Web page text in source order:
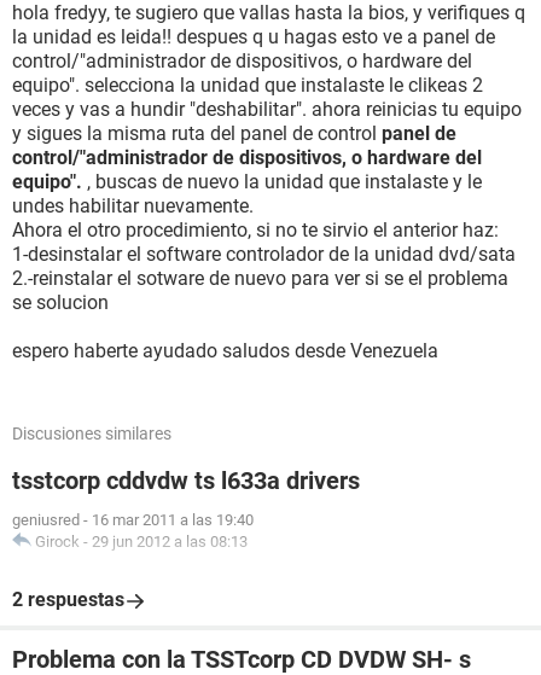
hola fredyy, te sugiero que vallas hasta la bios, y verifiques q
la unidad es leida!! despues q u hagas esto ve a panel de
control/"administrador de dispositivos, o hardware del
equipo". selecciona la unidad que instalaste le clikeas 2
veces y vas a hundir "deshabilitar". ahora reinicias tu equipo
y sigues la misma ruta del panel de control panel de
control/"administrador de dispositivos, o hardware del
equipo". , buscas de nuevo la unidad que instalaste y le
undes habilitar nuevamente.
Ahora el otro procedimiento, si no te sirvio el anterior haz:
1-desinstalar el software controlador de la unidad dvd/sata
2.-reinstalar el sotware de nuevo para ver si se el problema
se solucion
espero haberte ayudado saludos desde Venezuela
Discusiones similares
tsstcorp cddvdw ts l633a drivers
geniusred - 16 mar 2011 a las 19:40
Girock - 29 jun 2012 a las 08:13
2 respuestas
Problema con la TSSTcorp CD DVDW SH- s